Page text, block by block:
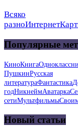
Всяко
разноИнтернет
Популярные
КиноКнига
ПушкинРусская
литератураФантастика
годНикнеймАватарка
сетиМультфильмы
Новый статьи